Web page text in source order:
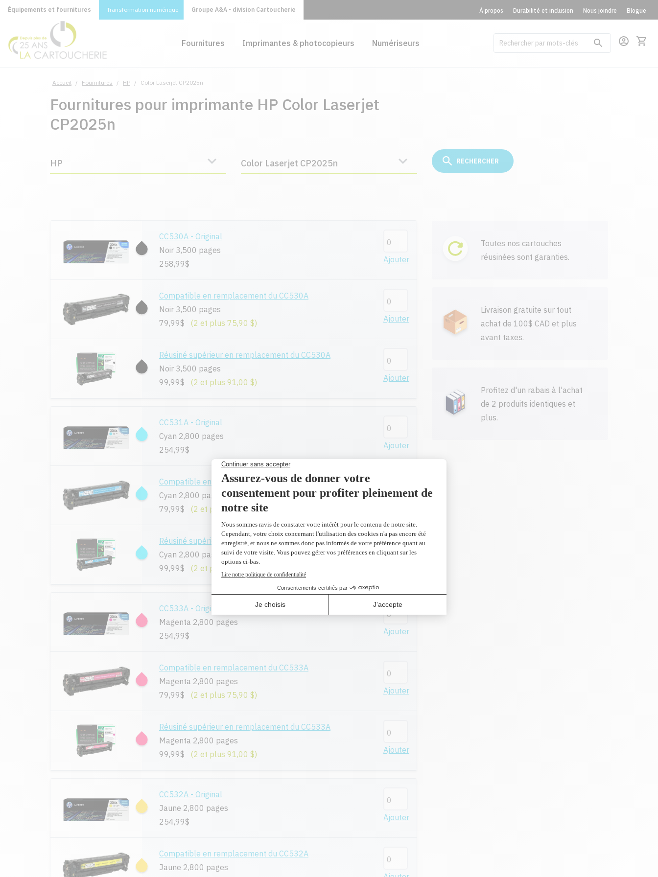
Équipements et fournitures Transformation numérique Groupe A&A - division Cartoucherie À propos Durabilité et inclusion Nous joindre Blogue
Fournitures Imprimantes & photocopieurs Numériseurs
Accueil / Fournitures / HP / Color Laserjet CP2025n
Fournitures pour imprimante HP Color Laserjet
CP2025n
HP Color Laserjet CP2025n
CC530A - Original
Noir 3,500 pages
258,99$
Ajouter
Compatible en remplacement du CC530A
Noir 3,500 pages
79,99$
(2 et plus 75,90 $) Ajouter
Réusiné supérieur en remplacement du CC530A
Noir 3,500 pages
99,99$
(2 et plus 91,00 $) Ajouter
CC531A - Original
Cyan 2,800 pages
254,99$
Ajouter
Compatible en remplacement du CC531A
Cyan 2,800 pages
79,99$
(2 et plus 75,90 $)
Réusiné supérieur en remplacement du CC531A
Cyan 2,800 pages
99,99$
(2 et plus 91,00 $)
CC533A - Original
Magenta 2,800 pages
254,99$
Ajouter
Compatible en remplacement du CC533A
Magenta 2,800 pages
79,99$
(2 et plus 75,90 $) Ajouter
Réusiné supérieur en remplacement du CC533A
Magenta 2,800 pages
99,99$
(2 et plus 91,00 $) Ajouter
CC532A - Original
Jaune 2,800 pages
254,99$
Ajouter
Compatible en remplacement du CC532A
Jaune 2,800 pages
Toutes nos cartouches
réusinées sont garanties.
Livraison gratuite sur tout
achat de 100$ CAD et plus
avant taxes.
Profitez d'un rabais à l'achat
de 2 produits identiques et
plus.